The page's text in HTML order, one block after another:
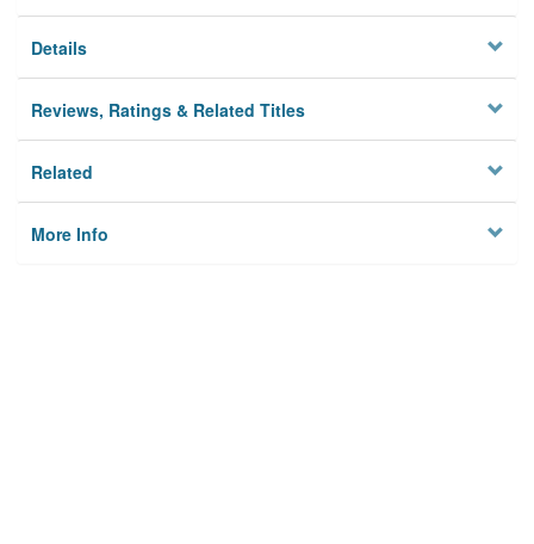
Details
Reviews, Ratings & Related Titles
Related
More Info